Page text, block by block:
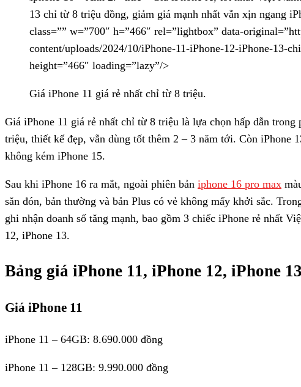
iphone 16 – Ảnh 2.” title=”Giá iPhone rẻ, tốt nhất Việt Nam:
13 chỉ từ 8 triệu đồng, giảm giá mạnh nhất vẫn xịn ngang
class=”” w=”700″ h=”466″ rel=”lightbox” data-
height=”466″ loading=”lazy”/>
Giá iPhone 11 giá rẻ nhất chỉ từ 8 triệu.
Giá iPhone 11 giá rẻ nhất chỉ từ 8 triệu là lựa chọn hấp dẫn trong
không kém iPhone 15.
Sau khi iPhone 16 ra mắt, ngoài phiên bảniphone 16 pro max
săn đón, bản thường và bản Plus có vẻ không mấy khởi sắc.
12, iPhone 13.
Bảng giá iPhone 11, iPhone 12, iPhone
Giá iPhone 11
iPhone 11 – 64GB: 8.690.000 đồng